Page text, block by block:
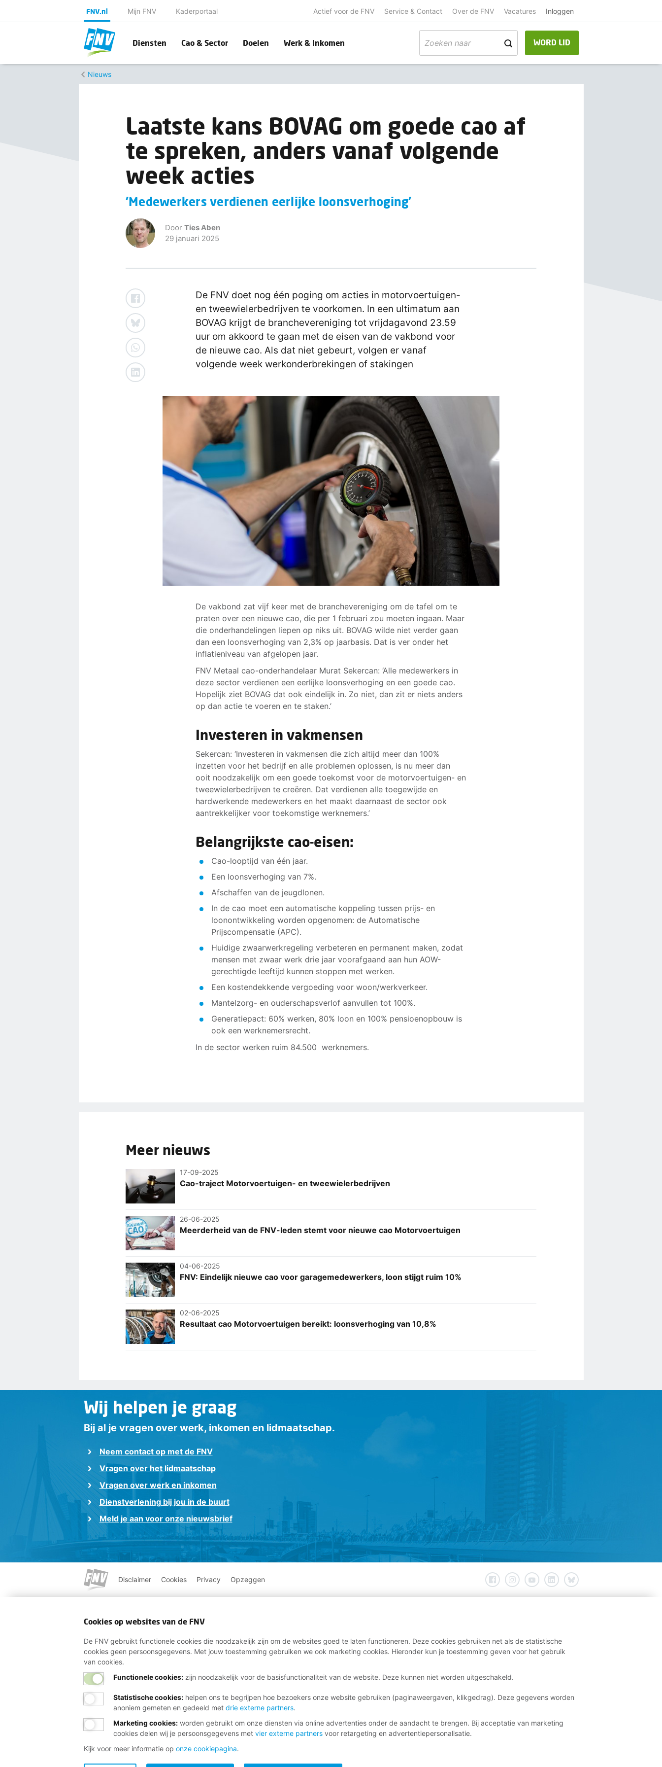
FNV.nl Mijn FNV Kaderportaal Actief voor de FNV Service & Contact Over de FNV Vacatures Inloggen
Diensten Cao & Sector Doelen Werk & Inkomen WORD LID
Nieuws
Laatste kans BOVAG om goede cao af
te spreken, anders vanaf volgende
week acties
'Medewerkers verdienen eerlijke loonsverhoging'
Door Ties Aben
29 januari 2025
De FNV doet nog één poging om acties in motorvoertuigen-
en tweewielerbedrijven te voorkomen. In een ultimatum aan
BOVAG krijgt de branchevereniging tot vrijdagavond 23.59
uur om akkoord te gaan met de eisen van de vakbond voor
de nieuwe cao. Als dat niet gebeurt, volgen er vanaf
volgende week werkonderbrekingen of stakingen
De vakbond zat vijf keer met de branchevereniging om de tafel om te
praten over een nieuwe cao, die per 1 februari zou moeten ingaan. Maar
die onderhandelingen liepen op niks uit. BOVAG wilde niet verder gaan
dan een loonsverhoging van 2,3% op jaarbasis. Dat is ver onder het
inflatieniveau van afgelopen jaar.
FNV Metaal cao-onderhandelaar Murat Sekercan: ‘Alle medewerkers in
deze sector verdienen een eerlijke loonsverhoging en een goede cao.
Hopelijk ziet BOVAG dat ook eindelijk in. Zo niet, dan zit er niets anders
op dan actie te voeren en te staken.’
Investeren in vakmensen
Sekercan: ‘Investeren in vakmensen die zich altijd meer dan 100%
inzetten voor het bedrijf en alle problemen oplossen, is nu meer dan
ooit noodzakelijk om een goede toekomst voor de motorvoertuigen- en
tweewielerbedrijven te creëren. Dat verdienen alle toegewijde en
hardwerkende medewerkers en het maakt daarnaast de sector ook
aantrekkelijker voor toekomstige werknemers.’
Belangrijkste cao-eisen:
Cao-looptijd van één jaar.
Een loonsverhoging van 7%.
Afschaffen van de jeugdlonen.
In de cao moet een automatische koppeling tussen prijs- en
loonontwikkeling worden opgenomen: de Automatische
Prijscompensatie (APC).
Huidige zwaarwerkregeling verbeteren en permanent maken, zodat
mensen met zwaar werk drie jaar voorafgaand aan hun AOW-
gerechtigde leeftijd kunnen stoppen met werken.
Een kostendekkende vergoeding voor woon/werkverkeer.
Mantelzorg- en ouderschapsverlof aanvullen tot 100%.
Generatiepact: 60% werken, 80% loon en 100% pensioenopbouw is
ook een werknemersrecht.
In de sector werken ruim 84.500 werknemers.
Meer nieuws
17-09-2025
Cao-traject Motorvoertuigen- en tweewielerbedrijven
26-06-2025
Meerderheid van de FNV-leden stemt voor nieuwe cao Motorvoertuigen
04-06-2025
FNV: Eindelijk nieuwe cao voor garagemedewerkers, loon stijgt ruim 10%
02-06-2025
Resultaat cao Motorvoertuigen bereikt: loonsverhoging van 10,8%
Wij helpen je graag
Bij al je vragen over werk, inkomen en lidmaatschap.
Neem contact op met de FNV
Vragen over het lidmaatschap
Vragen over werk en inkomen
Dienstverlening bij jou in de buurt
Meld je aan voor onze nieuwsbrief
Disclaimer Cookies Privacy Opzeggen
Cookies op websites van de FNV
De FNV gebruikt functionele cookies die noodzakelijk zijn om de websites goed te laten functioneren. Deze cookies gebruiken net als de statistische
cookies geen persoonsgegevens. Met jouw toestemming gebruiken we ook marketing cookies. Hieronder kun je toestemming geven voor het gebruik
van cookies.
Functionele cookies:zijn noodzakelijk voor de basisfunctionaliteit van de website. Deze kunnen niet worden uitgeschakeld.
Statistische cookies: helpen ons te begrijpen hoe bezoekers onze website gebruiken (paginaweergaven, klikgedrag). Deze gegevens worden
anoniem gemeten en gedeeld met drie externe partners.
Marketing cookies: worden gebruikt om onze diensten via online advertenties onder de aandacht te brengen. Bij acceptatie van marketing
cookies delen wij je persoonsgegevens met vier externe partnersvoor retargeting en advertentiepersonalisatie.
Kijk voor meer informatie op onze cookiepagina.